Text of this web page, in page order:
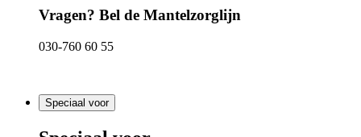
Vragen? Bel de Mantelzorglijn
030-760 60 55
Speciaal voor